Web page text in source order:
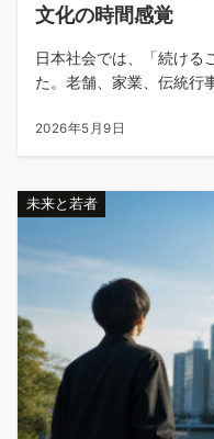
文化の時間感覚
日本社会では、「続ける
た。老舗、家業、伝統行
2026年5月9日
未来と若者